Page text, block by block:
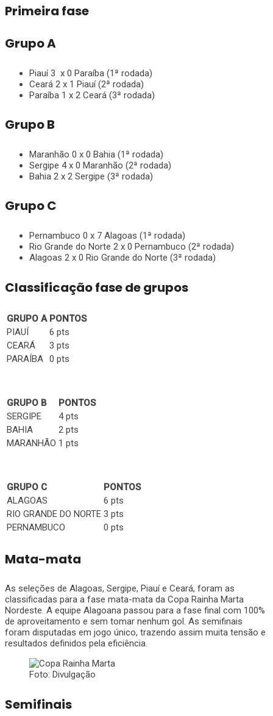
Primeira fase
Grupo A
Piauí 3 x 0 Paraíba (1ª rodada)
Ceará 2 x 1 Piauí (2ª rodada)
Paraíba 1 x 2 Ceará (3ª rodada)
Grupo B
Maranhão 0 x 0 Bahia (1ª rodada)
Sergipe 4 x 0 Maranhão (2ª rodada)
Bahia 2 x 2 Sergipe (3ª rodada)
Grupo C
Pernambuco 0 x 7 Alagoas (1ª rodada)
Rio Grande do Norte 2 x 0 Pernambuco (2ª rodada)
Alagoas 2 x 0 Rio Grande do Norte (3ª rodada)
Classificação fase de grupos
GRUPO A PONTOS
PIAUÍ
6 pts
CEARÁ
3 pts
PARAÍBA 0 pts
GRUPO B
PONTOS
SERGIPE
4 pts
BAHIA
2 pts
MARANHÃO 1 pts
GRUPO C
PONTOS
ALAGOAS
6 pts
RIO GRANDE DO NORTE 3 pts
PERNAMBUCO
0 pts
Mata-mata
As seleções de Alagoas, Sergipe, Piauí e Ceará, foram as
classificadas para a fase mata-mata da Copa Rainha Marta
Nordeste. A equipe Alagoana passou para a fase final com 100%
de aproveitamento e sem tomar nenhum gol. As semifinais
foram disputadas em jogo único, trazendo assim muita tensão e
resultados definidos pela eficiência.
Foto: Divulgação
Semifinais